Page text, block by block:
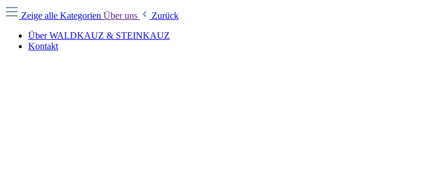
Zeige alle Kategorien Über uns
Zurück
Über WALDKAUZ & STEINKAUZ
Kontakt